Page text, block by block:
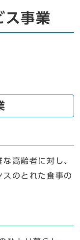
ス事業
高齢者に対し、
のとれた食事の